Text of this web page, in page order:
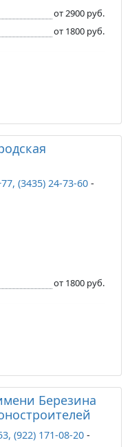
от 2900 руб.
от 1800 руб.
(3435) 24-73-60 -
от 1800 руб.
Березина
(922) 171-08-20 -